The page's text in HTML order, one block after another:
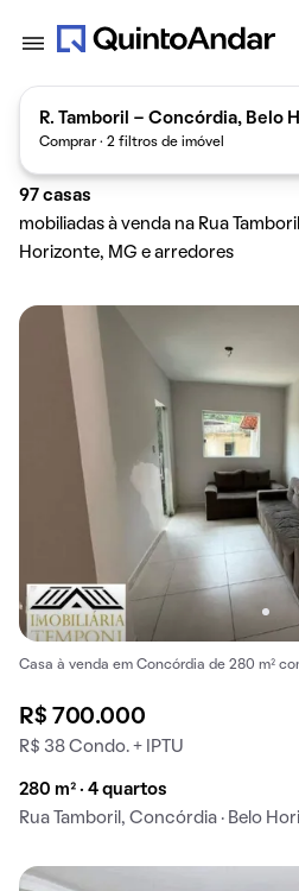
R. Tamboril - Concórdia, Belo
Comprar · 2 filtros de imóvel
97 casas
mobiliadas à venda na Rua
Horizonte, MG e arredores
Casa à venda em Concórdia de 280 m²
R$ 700.000
R$ 38 Condo. + IPTU
280 m² · 4 quartos
Rua Tamboril, Concórdia · Belo